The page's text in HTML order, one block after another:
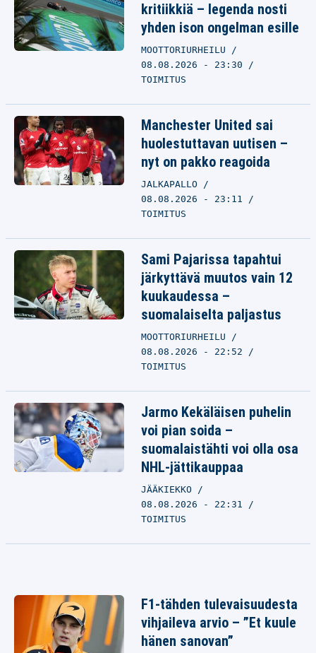
kritiikkiä – legenda nosti
yhden ison ongelman esille
MOOTTORIURHEILU
08.08.2026 - 23:30
TOIMITUS
Manchester United sai
huolestuttavan uutisen –
nyt on pakko reagoida
JALKAPALLO
08.08.2026 - 23:11
TOIMITUS
Sami Pajarissa tapahtui
järkyttävä muutos vain 12
kuukaudessa –
suomalaiselta paljastus
MOOTTORIURHEILU
08.08.2026 - 22:52
TOIMITUS
Jarmo Kekäläisen puhelin
voi pian soida –
suomalaistähti voi olla osa
NHL-jättikauppaa
JÄÄKIEKKO
08.08.2026 - 22:31
TOIMITUS
F1-tähden tulevaisuudesta
vihjaileva arvio – ”Et kuule
hänen sanovan”